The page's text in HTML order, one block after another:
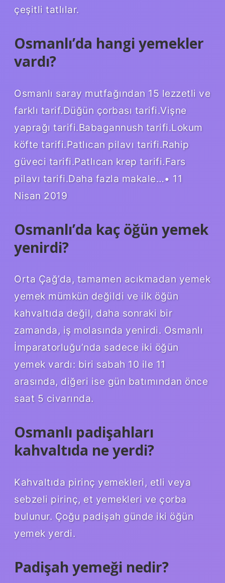
çeşitli tatlılar.
Osmanlı’da hangi yemekler
vardı?
Osmanlı saray mutfağından 15 lezzetli ve
farklı tarif.Düğün çorbası tarifi.Vişne
yaprağı tarifi.Babagannush tarifi.Lokum
köfte tarifi.Patlıcan pilavı tarifi.Rahip
güveci tarifi.Patlıcan krep tarifi.Fars
pilavı tarifi.Daha fazla makale…• 11
Nisan 2019
Osmanlı’da kaç öğün yemek
yenirdi?
Orta Çağ’da, tamamen acıkmadan yemek
yemek mümkün değildi ve ilk öğün
kahvaltıda değil, daha sonraki bir
zamanda, iş molasında yenirdi. Osmanlı
İmparatorluğu’nda sadece iki öğün
yemek vardı: biri sabah 10 ile 11
arasında, diğeri ise gün batımından önce
saat 5 civarında.
Osmanlı padişahları
kahvaltıda ne yerdi?
Kahvaltıda pirinç yemekleri, etli veya
sebzeli pirinç, et yemekleri ve çorba
bulunur. Çoğu padişah günde iki öğün
yemek yerdi.
Padişah yemeği nedir?